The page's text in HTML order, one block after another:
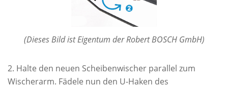
(Dieses Bild ist Eigentum der Robert BOSCH GmbH)
Halte den neuen Scheibenwischer parallel zum
Wischerarm. Fädele nun den U-Haken des